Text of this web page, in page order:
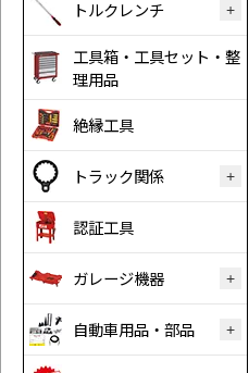
トルクレンチ
工具箱・工具セット・整
理用品
絶縁工具
トラック関係
認証工具
ガレージ機器
自動車用品・部品